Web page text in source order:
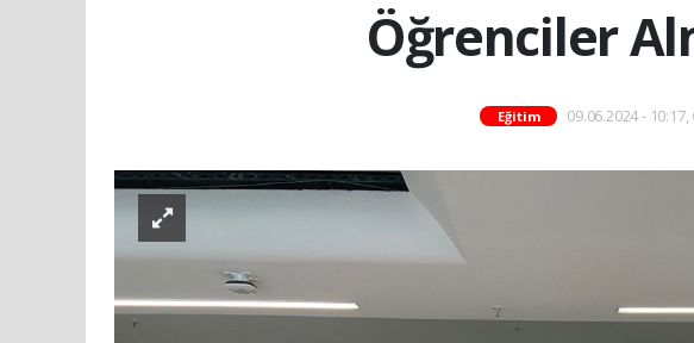
Öğrenciler
Eğitim 09.06.2024 -